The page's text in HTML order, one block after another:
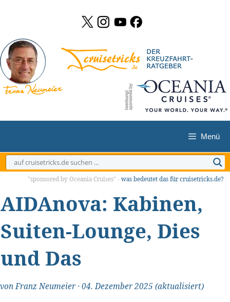
springen
Menü
"sponsored by Oceania Cruises" - was bedeutet das für cruisetricks.de?
AIDAnova: Kabinen,
Suiten-Lounge, Dies
und Das
vonFranz Neumeier·04. Dezember 2025 (aktualisiert)